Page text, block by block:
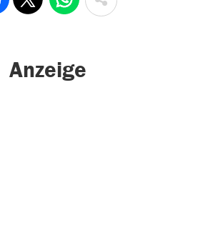
Anzeige